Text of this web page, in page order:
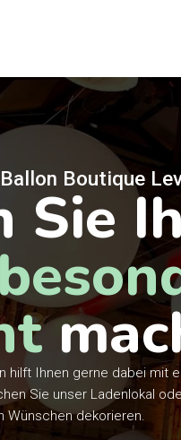
Boutique
Sie
hilft Ihnen gerne dabei mit
Sie unser Ladenlokal
Wünschen dekorieren.